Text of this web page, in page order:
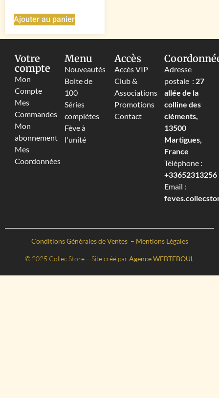
Ajouter au panier
Votre
compte
Mon
Compte
Mes
Commandes
Mon
abonnement
Mes
Coordonnées
Menu
Nouveautés
Boite de
100
Séries
complètes
Fève à
l'unité
Accès
Accès VIP
Club &
Associations
Promotions
Contact
Adresse
postale : 27
allée de la
colline des
cléments,
13500
Martigues,
France
Téléphone :
+33652313256‬
Email :
Conditions Générales de Ventes – Mentions Légales
© 2025 Collec Store – Site créé par Agence WEBTEBOUL